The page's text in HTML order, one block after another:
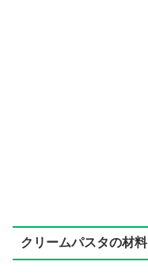
クリームパスタの材料